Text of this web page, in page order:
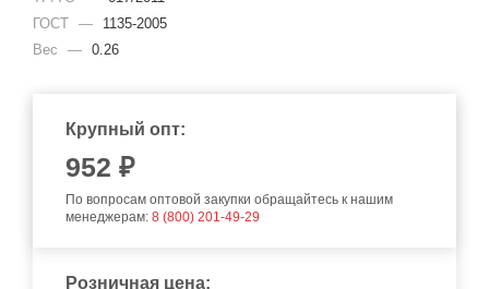
ГОСТ —
1135-2005
Вес
— 0.26
Крупный опт:
952 ₽
По вопросам оптовой закупки обращайтесь к нашим
менеджерам: 8 (800) 201-49-29
Розничная цена: